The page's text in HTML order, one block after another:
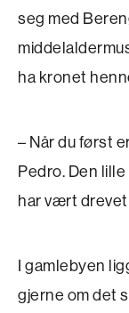
seg med
ha kronet
– Når du først
Pedro. Den
har vært drevet
I gamlebyen
gjerne om det